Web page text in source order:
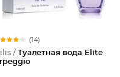
(14)
/ Туалетная вода Elite